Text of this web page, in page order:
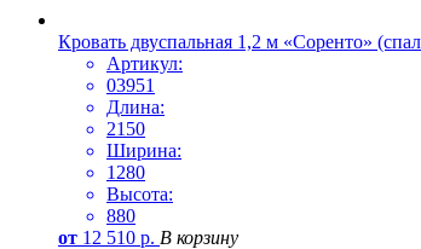
Кровать двуспальная 1,2 м «Соренто»
Артикул:
03951
Длина:
2150
Ширина:
1280
Высота:
880
от 12 510 р. В корзину